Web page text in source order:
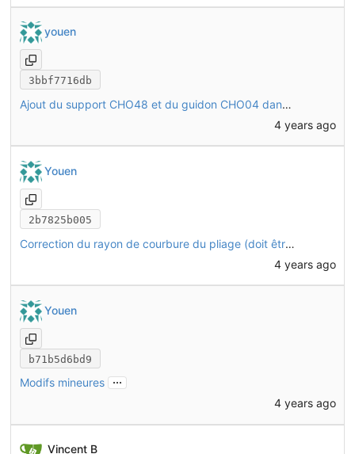
youen
3bbf7716db
Ajout du support CHO48 et du guidon CHO04 dans l'assemblage
4 years ago
Youen
2b7825b005
Correction du rayon de courbure du pliage (doit être >= à l'épaisseur)
4 years ago
Youen
b71b5d6bd9
Modifs mineures ...
4 years ago
Vincent B